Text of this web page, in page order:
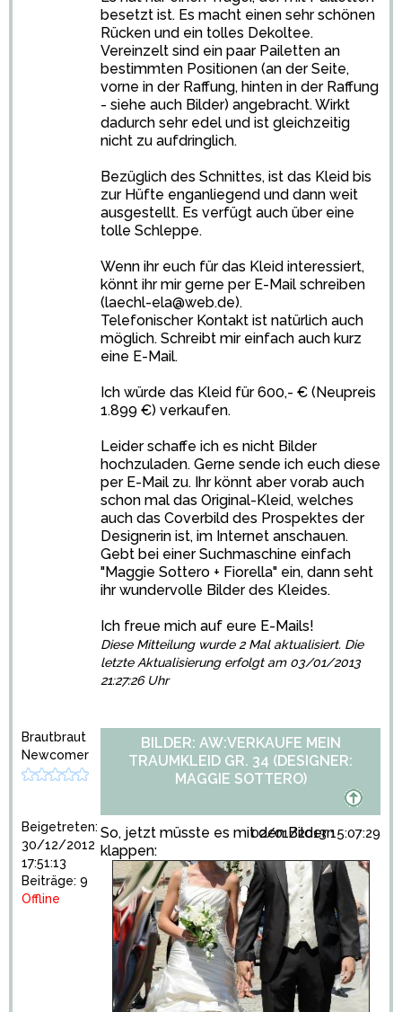
besetzt ist. Es macht einen sehr schönen
Rücken und ein tolles Dekoltee.
Vereinzelt sind ein paar Pailetten an
bestimmten Positionen (an der Seite,
vorne in der Raffung, hinten in der Raffung
- siehe auch Bilder) angebracht. Wirkt
dadurch sehr edel und ist gleichzeitig
nicht zu aufdringlich.
Bezüglich des Schnittes, ist das Kleid bis
zur Hüfte enganliegend und dann weit
ausgestellt. Es verfügt auch über eine
tolle Schleppe.
Wenn ihr euch für das Kleid interessiert,
könnt ihr mir gerne per E-Mail schreiben
(laechl-ela@web.de).
Telefonischer Kontakt ist natürlich auch
möglich. Schreibt mir einfach auch kurz
eine E-Mail.
Ich würde das Kleid für 600,- € (Neupreis
1.899 €) verkaufen.
Leider schaffe ich es nicht Bilder
hochzuladen. Gerne sende ich euch diese
per E-Mail zu. Ihr könnt aber vorab auch
schon mal das Original-Kleid, welches
auch das Coverbild des Prospektes der
Designerin ist, im Internet anschauen.
Gebt bei einer Suchmaschine einfach
"Maggie Sottero + Fiorella" ein, dann seht
ihr wundervolle Bilder des Kleides.
Ich freue mich auf eure E-Mails!
Diese Mitteilung wurde 2 Mal aktualisiert. Die
letzte Aktualisierung erfolgt am 03/01/2013
21:27:26 Uhr
Brautbraut
Newcomer
Beigetreten:
30/12/2012
17:51:13
Beiträge: 9
Offline
BILDER: AW:VERKAUFE MEIN
TRAUMKLEID GR. 34 (DESIGNER:
MAGGIE SOTTERO)
02/01/2013 15:07:29
So, jetzt müsste es mit den Bildern
klappen: